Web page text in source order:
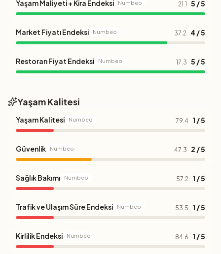
Yaşam Maliyeti + Kira Endeksi Numbeo 21.1 5 / 5
Market Fiyatı Endeksi Numbeo 37.2 4 / 5
Restoran Fiyat Endeksi Numbeo 17.3 5 / 5
Yaşam Kalitesi
Yaşam Kalitesi Numbeo 79.4 1 / 5
Güvenlik Numbeo 47.3 2 / 5
Sağlık Bakımı Numbeo 57.2 1 / 5
Trafik ve Ulaşım Süre Endeksi Numbeo 53.5 1 / 5
Kirlilik Endeksi Numbeo 84.6 1 / 5